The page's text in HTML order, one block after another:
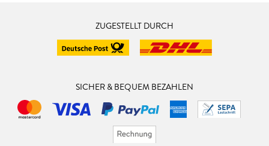
ZUGESTELLT DURCH
SICHER & BEQUEM BEZAHLEN